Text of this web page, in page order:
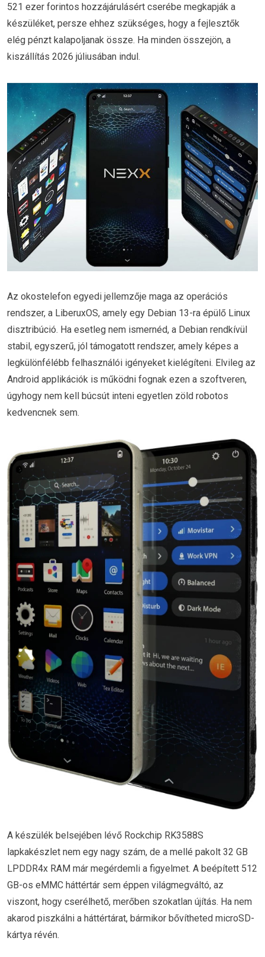
521 ezer forintos hozzájárulásért cserébe megkapják a
készüléket, persze ehhez szükséges, hogy a fejlesztők
elég pénzt kalapoljanak össze. Ha minden összejön, a
kiszállítás 2026 júliusában indul.
Az okostelefon egyedi jellemzője maga az operációs
rendszer, a LiberuxOS, amely egy Debian 13-ra épülő Linux
disztribúció. Ha esetleg nem ismernéd, a Debian rendkívül
stabil, egyszerű, jól támogatott rendszer, amely képes a
legkülönfélébb felhasználói igényeket kielégíteni. Elvileg az
Android applikációk is működni fognak ezen a szoftveren,
úgyhogy nem kell búcsút inteni egyetlen zöld robotos
kedvencnek sem.
A készülék belsejében lévő Rockchip RK3588S
lapkakészlet nem egy nagy szám, de a mellé pakolt 32 GB
LPDDR4x RAM már megérdemli a figyelmet. A beépített 512
GB-os eMMC háttértár sem éppen világmegváltó, az
viszont, hogy cserélhető, merőben szokatlan újítás. Ha nem
akarod piszkálni a háttértárat, bármikor bővítheted microSD-
kártya révén.